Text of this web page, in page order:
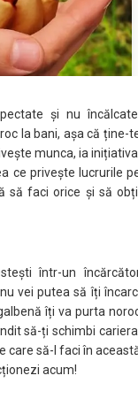
și nu
la bani, așa că ține-
munca, ia
ce privește lucrurile
să faci orice și să
într-un
vei putea să îți
îți va purta
să-ți schimbi
care să-l faci în
acum!